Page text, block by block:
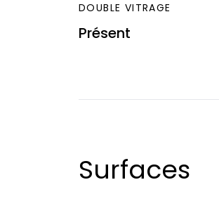
DOUBLE VITRAGE
Présent
Surfaces